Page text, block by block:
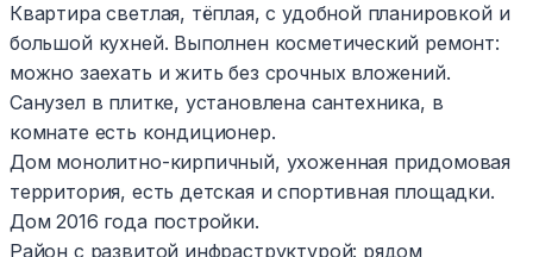
Квартира светлая, тёплая, с удобной планировкой и
большой кухней. Выполнен косметический ремонт:
можно заехать и жить без срочных вложений.
Санузел в плитке, установлена сантехника, в
комнате есть кондиционер.
Дом монолитно-кирпичный, ухоженная придомовая
территория, есть детская и спортивная площадки.
Дом 2016 года постройки.
Район с развитой инфраструктурой: рядом